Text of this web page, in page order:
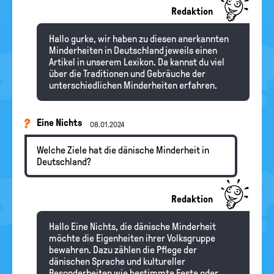
Redaktion
Hallo gurke, wir haben zu diesen anerkannten
Minderheiten in Deutschland jeweils einen
Artikel in unserem Lexikon. Da kannst du viel
über die Traditionen und Gebräuche der
unterschiedlichen Minderheiten erfahren.
Eine Nichts 08.01.2024
Welche Ziele hat die dänische Minderheit in
Deutschland?
Redaktion
Hallo Eine Nichts, die dänische Minderheit
möchte die Eigenheiten ihrer Volksgruppe
bewahren. Dazu zählen die Pflege der
dänischen Sprache und kultureller